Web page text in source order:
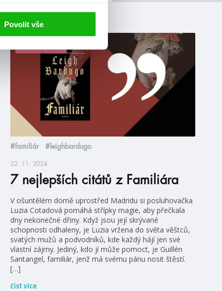
Povolit vše
#familiár #leighbardugo
22. 11. 2024
7 nejlepších citátů z Familiára
V ošuntělém domě uprostřed Madridu si posluhovačka
Luzia Cotadová pomáhá střípky magie, aby přečkala
dny nekonečné dřiny. Když jsou její skrývané
schopnosti odhaleny, je Luzia vržena do světa věštců,
svatých mužů a podvodníků, kde každý hájí jen své
vlastní zájmy. Jediný, kdo jí může pomoct, je Guillén
Santangel, familiár, jenž má svému pánu nosit štěstí.
[…]
číst více